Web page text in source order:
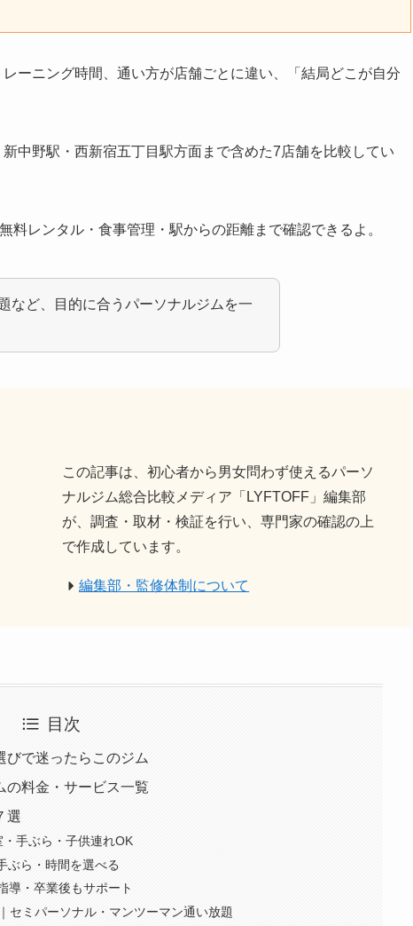
ーニング時間、通い方が店舗ごとに違い、「結局どこが自分
中野駅・西新宿五丁目駅方面まで含めた7店舗を比較してい
料レンタル・食事管理・駅からの距離まで確認できるよ。
など、目的に合うパーソナルジムを一
この記事は、初心者から男女問わず使えるパーソ
ナルジム総合比較メディア「LYFTOFF」編集部
が、調査・取材・検証を行い、専門家の確認の上
で作成しています。
編集部・監修体制について
目次
びで迷ったらこのジム
の料金・サービス一覧
選
手ぶら・子供連れOK
ぶら・時間を選べる
導・卒業後もサポート
セミパーソナル・マンツーマン通い放題